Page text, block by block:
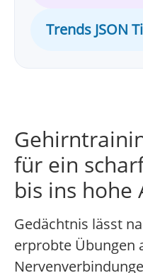
Trends JSON
für ein
bis ins hohe
Gedächtnis lässt
erprobte Übungen